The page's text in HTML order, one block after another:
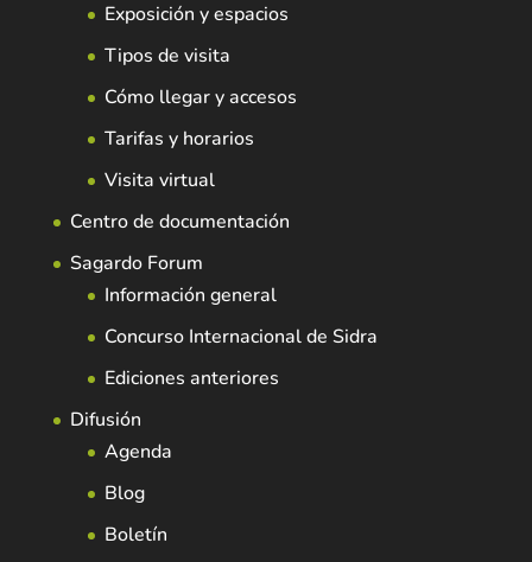
Exposición y espacios
Tipos de visita
Cómo llegar y accesos
Tarifas y horarios
Visita virtual
Centro de documentación
Sagardo Forum
Información general
Concurso Internacional de Sidra
Ediciones anteriores
Difusión
Agenda
Blog
Boletín